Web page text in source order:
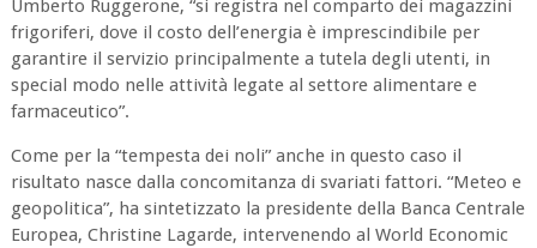
Umberto Ruggerone, “si registra nel comparto dei magazzini
frigoriferi, dove il costo dell’energia è imprescindibile per
garantire il servizio principalmente a tutela degli utenti, in
special modo nelle attività legate al settore alimentare e
farmaceutico”.
Come per la “tempesta dei noli” anche in questo caso il
risultato nasce dalla concomitanza di svariati fattori. “Meteo e
geopolitica”, ha sintetizzato la presidente della Banca Centrale
Europea, Christine Lagarde, intervenendo al World Economic